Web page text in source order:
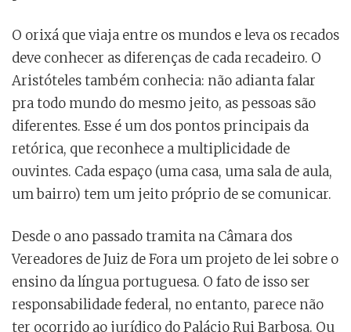
O orixá que viaja entre os mundos e leva os recados
deve conhecer as diferenças de cada recadeiro. O
Aristóteles também conhecia: não adianta falar
pra todo mundo do mesmo jeito, as pessoas são
diferentes. Esse é um dos pontos principais da
retórica, que reconhece a multiplicidade de
ouvintes. Cada espaço (uma casa, uma sala de aula,
um bairro) tem um jeito próprio de se comunicar.
Desde o ano passado tramita na Câmara dos
Vereadores de Juiz de Fora um projeto de lei sobre o
ensino da língua portuguesa. O fato de isso ser
responsabilidade federal, no entanto, parece não
ter ocorrido ao jurídico do Palácio Rui Barbosa. Ou